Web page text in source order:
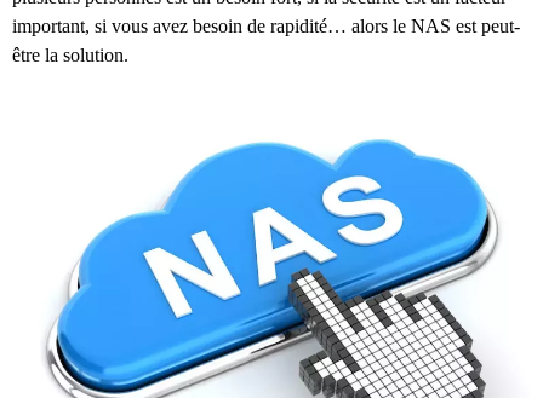
important, si vous avez besoin de rapidité… alors le NAS est peut-
être la solution.